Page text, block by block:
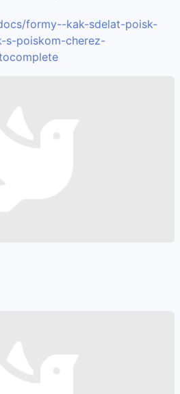
formy--kak-sdelat-poisk-
poiskom-cherez-